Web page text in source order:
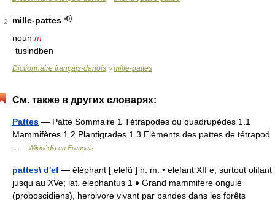
2
mille-pattes
noun m
tusindben
Dictionnaire français-danois > mille-pattes
См. также в других словарях:
Pattes — Patte Sommaire 1 Tétrapodes ou quadrupèdes 1.1
Mammifères 1.2 Plantigrades 1.3 Elèments des pattes de tétrapod
Wikipédia en Français
pattes\ d'ef — éléphant [ elefɑ̃ ] n. m. • elefant XII e; surtout olifant
jusqu au XVe; lat. elephantus 1 ♦ Grand mammifère ongulé
(proboscidiens), herbivore vivant par bandes dans les forêts